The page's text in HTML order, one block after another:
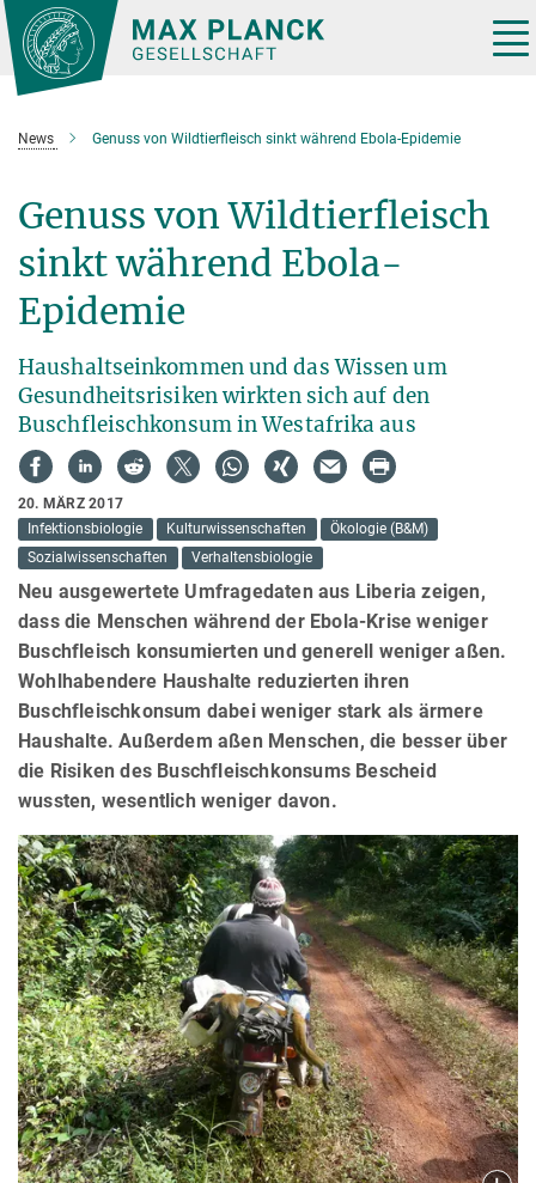
Hauptinhalt
News Genuss von Wildtierfleisch sinkt während Ebola-Epidemie
Genuss von Wildtierfleisch
sinkt während Ebola-
Epidemie
Haushaltseinkommen und das Wissen um
Gesundheitsrisiken wirkten sich auf den
Buschfleischkonsum in Westafrika aus
20. MÄRZ 2017
Infektionsbiologie
Kulturwissenschaften
Ökologie (B&M)
Sozialwissenschaften
Verhaltensbiologie
Neu ausgewertete Umfragedaten aus Liberia zeigen,
dass die Menschen während der Ebola-Krise weniger
Buschfleisch konsumierten und generell weniger aßen.
Wohlhabendere Haushalte reduzierten ihren
Buschfleischkonsum dabei weniger stark als ärmere
Haushalte. Außerdem aßen Menschen, die besser über
die Risiken des Buschfleischkonsums Bescheid
wussten, wesentlich weniger davon.